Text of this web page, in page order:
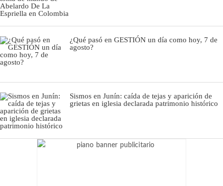
¿Qué pasó en GESTIÓN un día como hoy, 7 de
agosto?
Sismos en Junín: caída de tejas y aparición de
grietas en iglesia declarada patrimonio histórico